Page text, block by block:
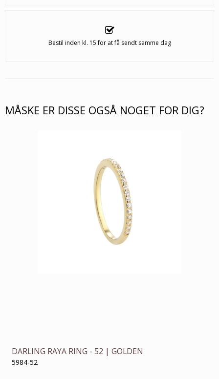
Bestil inden kl. 15 for at få sendt samme dag
MÅSKE ER DISSE OGSÅ NOGET FOR DIG?
DARLING RAYA RING - 52 | GOLDEN
5984-52